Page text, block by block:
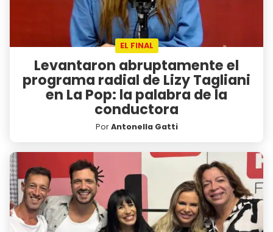
EL FINAL
Levantaron abruptamente el
programa radial de Lizy Tagliani
en La Pop: la palabra de la
conductora
PorAntonella Gatti